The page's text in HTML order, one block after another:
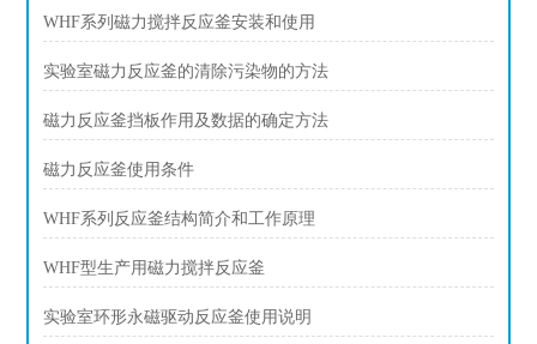
WHF系列磁力搅拌反应釜安装和使用
实验室磁力反应釜的清除污染物的方法
磁力反应釜挡板作用及数据的确定方法
磁力反应釜使用条件
WHF系列反应釜结构简介和工作原理
WHF型生产用磁力搅拌反应釜
实验室环形永磁驱动反应釜使用说明